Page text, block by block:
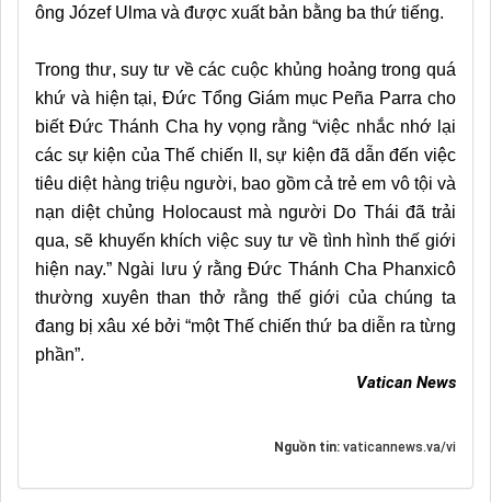
ông Józef Ulma và được xuất bản bằng ba thứ tiếng.
Trong thư, suy tư về các cuộc khủng hoảng trong quá
khứ và hiện tại, Đức Tổng Giám mục Peña Parra cho
biết Đức Thánh Cha hy vọng rằng “việc nhắc nhớ lại
các sự kiện của Thế chiến II, sự kiện đã dẫn đến việc
tiêu diệt hàng triệu người, bao gồm cả trẻ em vô tội và
nạn diệt chủng Holocaust mà người Do Thái đã trải
qua, sẽ khuyến khích việc suy tư về tình hình thế giới
hiện nay.” Ngài lưu ý rằng Đức Thánh Cha Phanxicô
thường xuyên than thở rằng thế giới của chúng ta
đang bị xâu xé bởi “một Thế chiến thứ ba diễn ra từng
phần”.
Vatican News
Nguồn tin: vaticannews.va/vi